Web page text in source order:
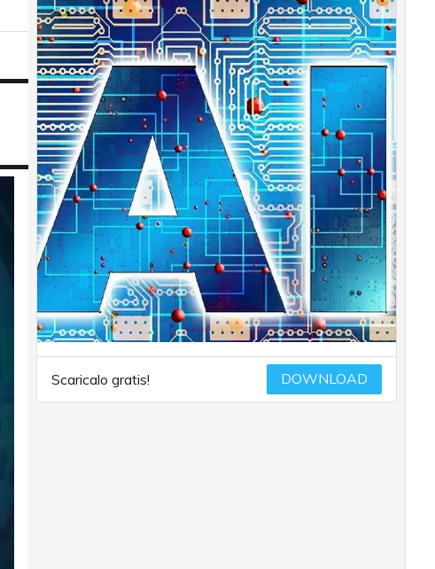
Scaricalo gratis! DOWNLOAD